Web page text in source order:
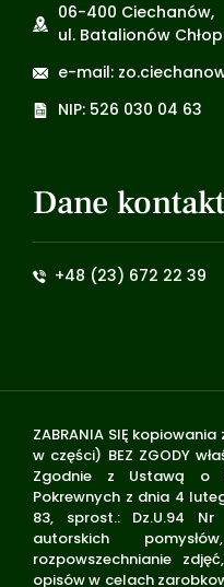
06-400 Ciechanów,
ul. Batalionów
e-mail:
NIP: 526 030 04 63
Dane
+48 (23) 672 22 39
ZABRANIA SIĘ
w części) BEZ ZGODY
Zgodnie z Ustawą o
Pokrewnych z dnia 4
83, sprost.: Dz.U.94
autorskich
rozpowszechnianie
opisów w celach